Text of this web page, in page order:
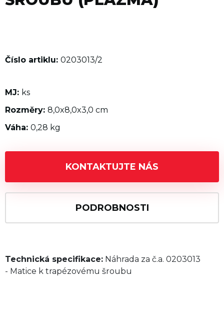
Číslo artiklu: 0203013/2
MJ: ks
Rozměry: 8,0x8,0x3,0 cm
Váha: 0,28 kg
KONTAKTUJTE NÁS
PODROBNOSTI
Technická specifikace: Náhrada za č.a. 0203013
- Matice k trapézovému šroubu